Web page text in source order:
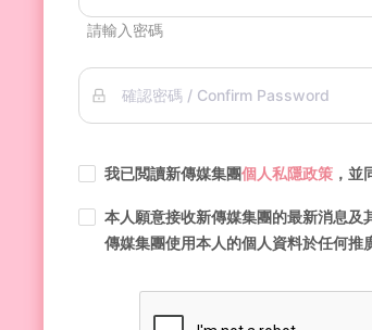
請輸入密碼
確認密碼 / Confirm Password
我已閲讀新傳媒集團個人私隱政策 ，並
本人願意接收新傳媒集團的最新消息及
傳媒集團使用本人的個人資料於任何推